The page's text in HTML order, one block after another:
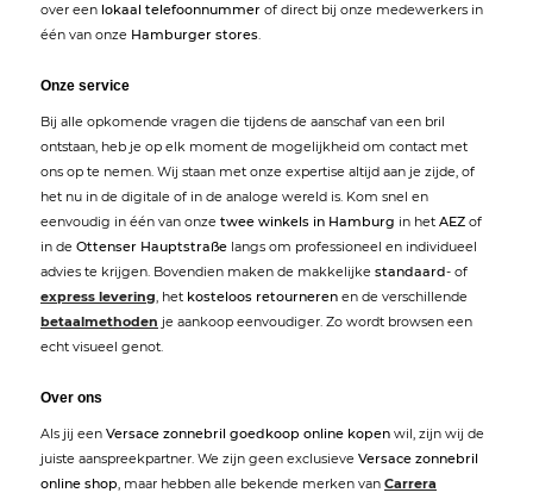
over een lokaal telefoonnummer of direct bij onze medewerkers in
één van onze Hamburger stores.
Onze service
Bij alle opkomende vragen die tijdens de aanschaf van een bril
ontstaan, heb je op elk moment de mogelijkheid om contact met
ons op te nemen. Wij staan met onze expertise altijd aan je zijde, of
het nu in de digitale of in de analoge wereld is. Kom snel en
eenvoudig in één van onze twee winkels in Hamburg in het AEZ of
in de Ottenser Hauptstraße langs om professioneel en individueel
advies te krijgen. Bovendien maken de makkelijke standaard- of
express levering, het kosteloos retourneren en de verschillende
betaalmethoden je aankoop eenvoudiger. Zo wordt browsen een
echt visueel genot.
Over ons
Als jij een Versace zonnebril goedkoop online kopen wil, zijn wij de
juiste aanspreekpartner. We zijn geen exclusieve Versace zonnebril
online shop, maar hebben alle bekende merken van Carrera